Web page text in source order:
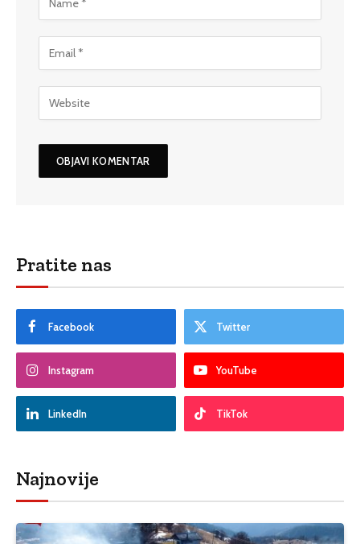
Pratite nas
Facebook Twitter
Instagram YouTube
LinkedIn TikTok
Najnovije